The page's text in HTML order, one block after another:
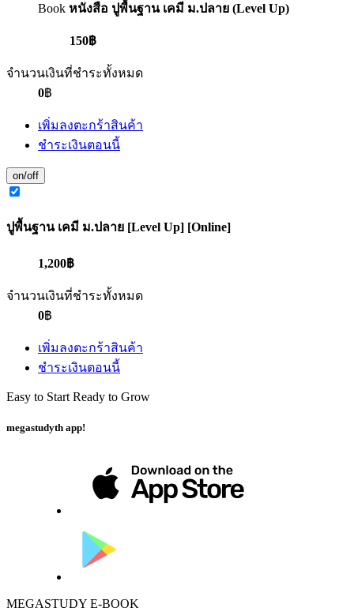
Book หนังสือ ปูพื้นฐาน เคมี ม.ปลาย (Level Up)
150฿
จำนวนเงินที่ชำระทั้งหมด
0฿
เพิ่มลงตะกร้าสินค้า
ชำระเงินตอนนี้
on/off
ปูพื้นฐาน เคมี ม.ปลาย [Level Up] [Online]
1,200฿
จำนวนเงินที่ชำระทั้งหมด
0฿
เพิ่มลงตะกร้าสินค้า
ชำระเงินตอนนี้
Easy to Start Ready to Grow
megastudyth app!
MEGASTUDY E-BOOK